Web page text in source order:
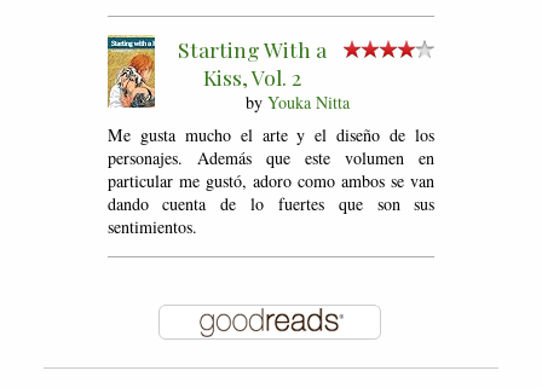
Starting With a
Kiss, Vol. 2
by Youka Nitta
Me gusta mucho el arte y el diseño de los
personajes. Además que este volumen en
particular me gustó, adoro como ambos se van
dando cuenta de lo fuertes que son sus
sentimientos.